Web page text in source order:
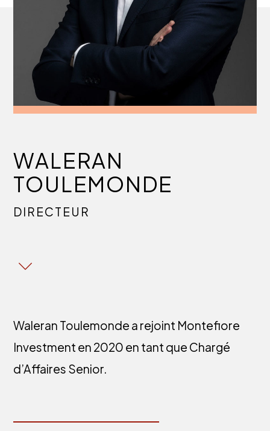
WALERAN
TOULEMONDE
DIRECTEUR
Waleran Toulemonde a rejoint Montefiore
Investment en 2020 en tant que Chargé
d’Affaires Senior.